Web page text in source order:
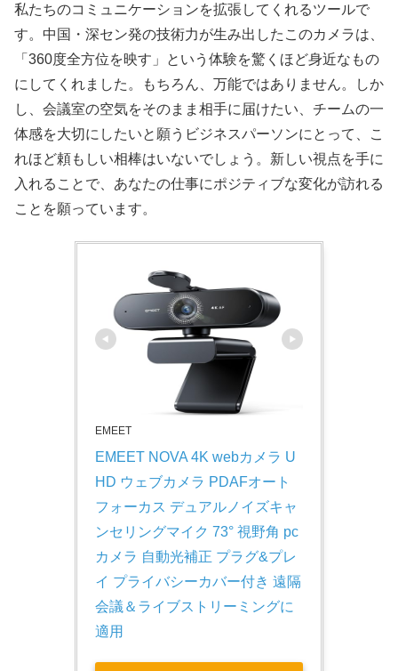
私たちのコミュニケーションを拡張してくれるツールで
す。中国・深セン発の技術力が生み出したこのカメラは、
「360度全方位を映す」という体験を驚くほど身近なもの
にしてくれました。もちろん、万能ではありません。しか
し、会議室の空気をそのまま相手に届けたい、チームの一
体感を大切にしたいと願うビジネスパーソンにとって、こ
れほど頼もしい相棒はいないでしょう。新しい視点を手に
入れることで、あなたの仕事にポジティブな変化が訪れる
ことを願っています。
EMEET
EMEET NOVA 4K webカメラ U
HD ウェブカメラ PDAFオート
フォーカス デュアルノイズキャ
ンセリングマイク 73° 視野角 pc
カメラ 自動光補正 プラグ&プレ
イ プライバシーカバー付き 遠隔
会議＆ライブストリーミングに
適用